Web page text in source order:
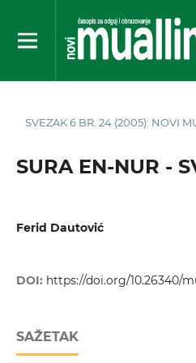
SVEZAK 6 BR. 24 (2005): NOVI
SURA EN-NUR -
Ferid Dautović
DOI: https://doi.org/10.26340/
SAŽETAK